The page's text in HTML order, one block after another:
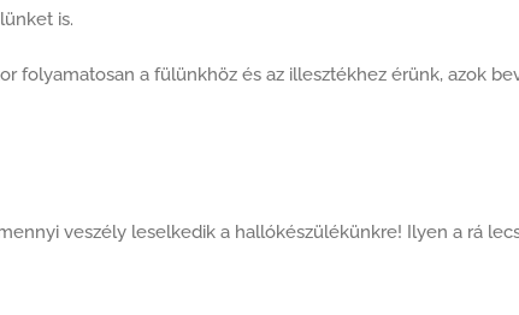
is.
folyamatosan a fülünkhöz és az illesztékhez érünk, azok
veszély leselkedik a hallókészülékünkre! Ilyen a rá